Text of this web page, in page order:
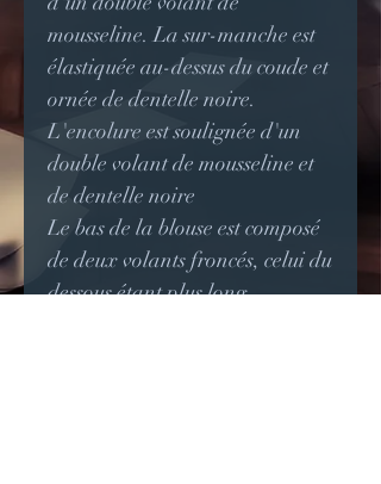
mousseline. La sur-manche est
élastiquée au-dessus du coude et
ornée de dentelle noire.
L'encolure est soulignée d'un
double volant de mousseline et
de dentelle noire
Le bas de la blouse est composé
de deux volants froncés, celui du
dessous étant plus long.